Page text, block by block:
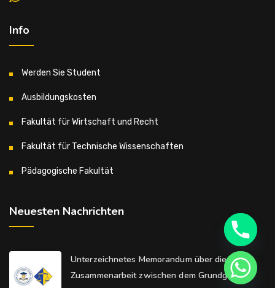
Info
Werden Sie Student
Ausbildungskosten
Fakultät für Wirtschaft und Recht
Fakultät für Technische Wissenschaften
Pädagogische Fakultät
Neuesten Nachrichten
Unterzeichnetes Memorandum über die
Zusammenarbeit zwischen dem Grundgericht